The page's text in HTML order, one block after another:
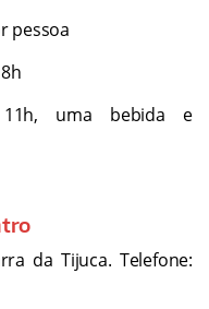
pessoa
uma bebida e
da Tijuca. Telefone: